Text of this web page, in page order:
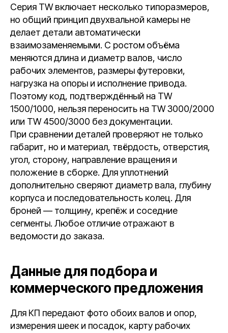
Серия TW включает несколько типоразмеров,
но общий принцип двухвальной камеры не
делает детали автоматически
взаимозаменяемыми. С ростом объёма
меняются длина и диаметр валов, число
рабочих элементов, размеры футеровки,
нагрузка на опоры и исполнение привода.
Поэтому код, подтверждённый на TW
1500/1000, нельзя переносить на TW 3000/2000
или TW 4500/3000 без документации.
При сравнении деталей проверяют не только
габарит, но и материал, твёрдость, отверстия,
угол, сторону, направление вращения и
положение в сборке. Для уплотнений
дополнительно сверяют диаметр вала, глубину
корпуса и последовательность колец. Для
броней — толщину, крепёж и соседние
сегменты. Любое отличие отражают в
ведомости до заказа.
Данные для подбора и
коммерческого предложения
Для КП передают фото обоих валов и опор,
измерения шеек и посадок, карту рабочих